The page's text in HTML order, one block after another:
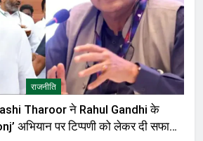
राजनीति
Tharoor ने Rahul Gandhi के
अभियान पर टिप्पणी को लेकर दी सफाई,